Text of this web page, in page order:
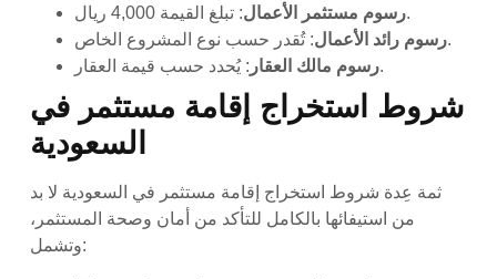
رسوم مستثمر الأعمال: تبلغ القيمة 4,000 ريال.
رسوم رائد الأعمال: تُقدر حسب نوع المشروع الخاص.
رسوم مالك العقار: يُحدد حسب قيمة العقار.
شروط استخراج إقامة مستثمر في
السعودية
ثمة عِدة شروط استخراج إقامة مستثمر في السعودية لا بد
من استيفائها بالكامل للتأكد من أمان وصحة المستثمر،
وتشمل: